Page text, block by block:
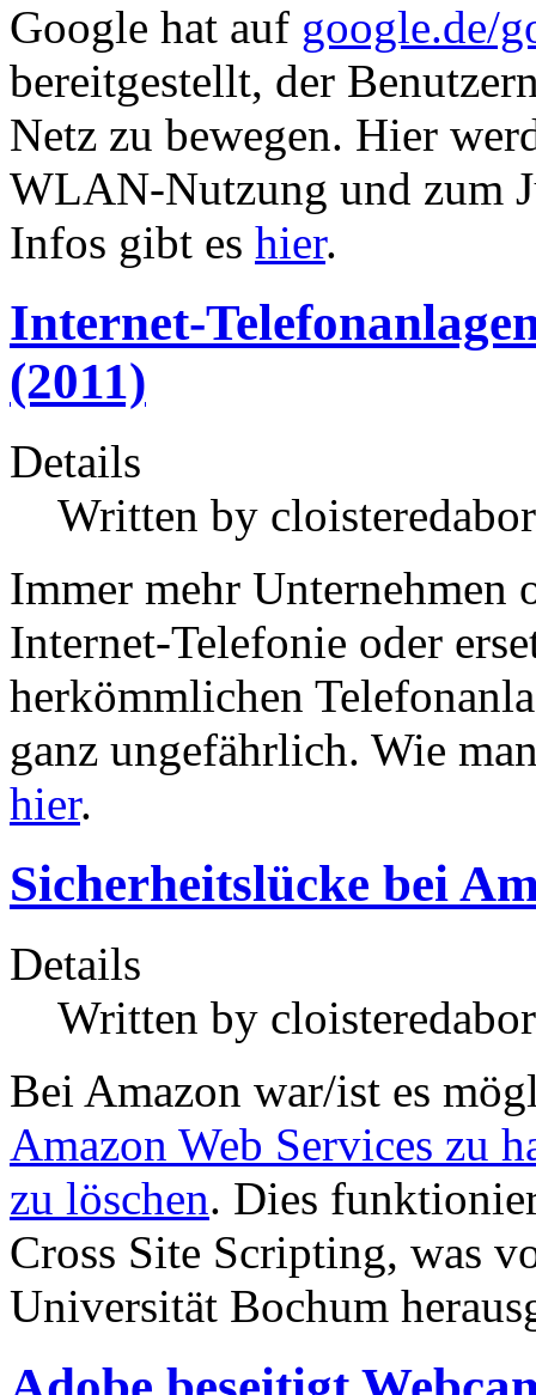
Google hat auf google.de/
bereitgestellt, der
Netz zu bewegen. Hier
WLAN-Nutzung und zum
Infos gibt es hier.
Internet-
(2011)
Details
Written by
Immer mehr Unternehmen
Internet-Telefonie oder
herkömmlichen
ganz ungefährlich. Wie
hier.
Sicherheitslücke bei
Details
Written by
Bei Amazon war/ist es
Amazon Web Services zu
zu löschen. Dies
Cross Site Scripting, was
Universität Bochum